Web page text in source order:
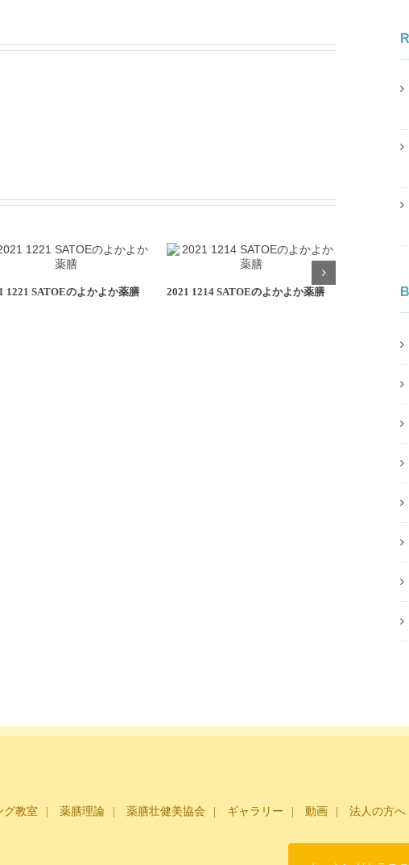
1221 SATOEのよかよか薬膳 2021 1214 SATOEのよかよか薬膳 2021 1207
グ教室 薬膳理論 薬膳壮健美協会 ギャラリー 動画 法人の方へ